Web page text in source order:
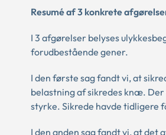
Resumé af 3 konkrete
I 3 afgørelser belyses
forudbestående gener.
I den første sag fandt vi, at
belastning af sikredes knæ.
styrke. Sikrede havde
I den anden sag fandt vi, at det